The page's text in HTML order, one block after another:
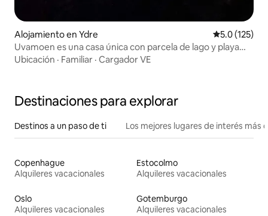
Alojamiento en Ydre Calificación
5.0 (125)
Uvamoen es una casa única con parcela de lago y playa
propia.
Ubicación · Familiar · Cargador VE
Destinaciones para explorar
Destinos a un paso de ti Los mejores lugares de interés más
Copenhague
Alquileres vacacionales
Estocolmo
Alquileres vacacionales
Oslo
Alquileres vacacionales
Gotemburgo
Alquileres vacacionales